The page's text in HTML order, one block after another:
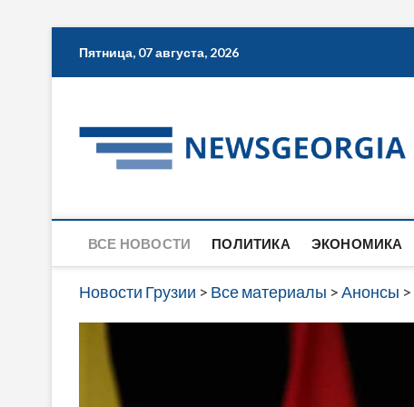
Пятница, 07 августа, 2026
ВСЕ НОВОСТИ ПОЛИТИКА ЭКОНОМИКА
Новости Грузии > Все материалы >Анонсы >